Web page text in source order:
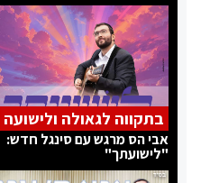
בתקווה לגאולה ולישועה
אבי הס מרגש עם סינגל חדש:
"לישועתך"